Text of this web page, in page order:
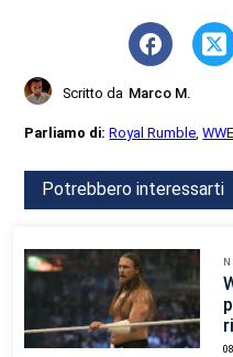
Scritto da Marco M.
Parliamo di:Royal Rumble,WWE
Potrebbero interessarti